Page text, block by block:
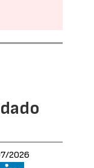
2026